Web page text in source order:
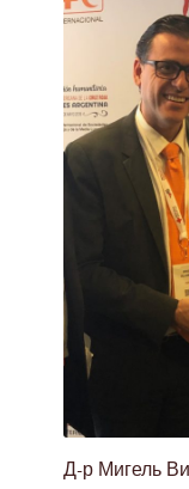
Д-р Мигель